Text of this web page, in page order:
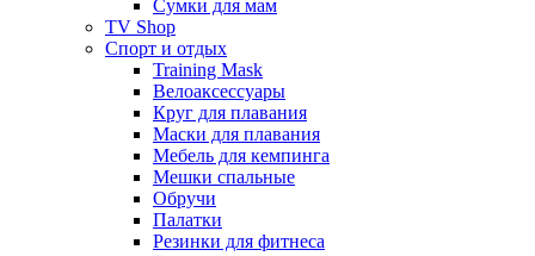
Сумки для мам
TV Shop
Спорт и отдых
Training Mask
Велоаксессуары
Круг для плавания
Маски для плавания
Мебель для кемпинга
Мешки спальные
Обручи
Палатки
Резинки для фитнеса